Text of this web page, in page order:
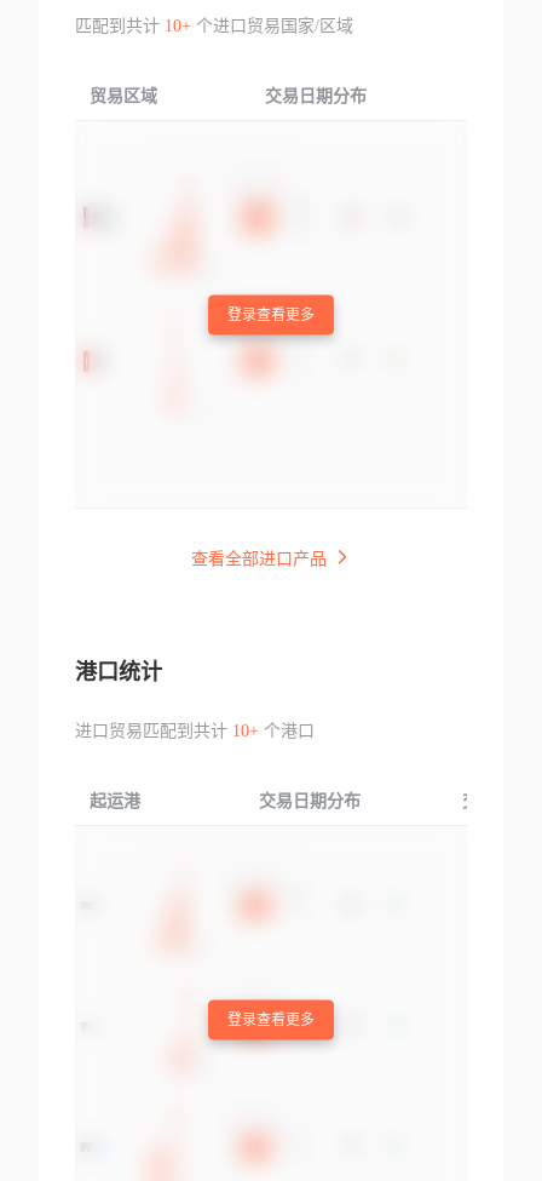
匹配到共计 10+个进口贸易国家/区域
贸易区域 交易日期分布
登录查看更多
查看全部进口产品
港口统计
进口贸易匹配到共计 10+个港口
起运港 交易日期分布 交易产品
登录查看更多